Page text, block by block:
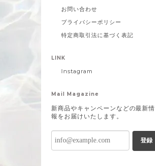
お問い合わせ
プライバシーポリシー
特定商取引法に基づく表記
LINK
Instagram
Mail Magazine
新商品やキャンペーンなどの最新情
報をお届けいたします。
登録